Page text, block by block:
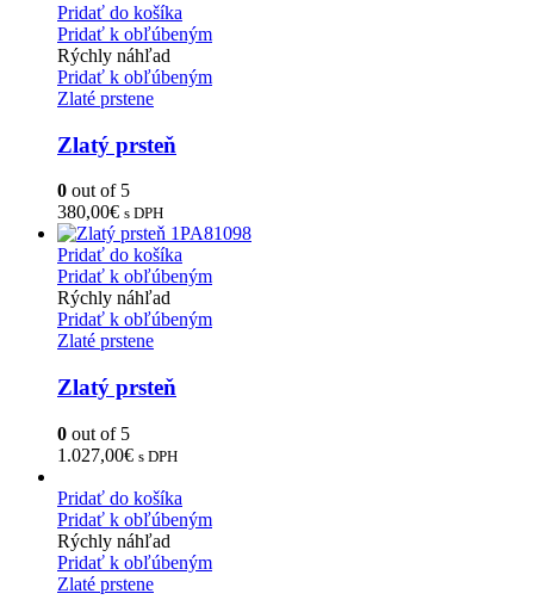
Pridať do košíka
Pridať k obľúbeným
Rýchly náhľad
Pridať k obľúbeným
Zlaté prstene
Zlatý prsteň
0 out of 5
380,00€ s DPH
Pridať do košíka
Pridať k obľúbeným
Rýchly náhľad
Pridať k obľúbeným
Zlaté prstene
Zlatý prsteň
0 out of 5
1.027,00€ s DPH
Pridať do košíka
Pridať k obľúbeným
Rýchly náhľad
Pridať k obľúbeným
Zlaté prstene